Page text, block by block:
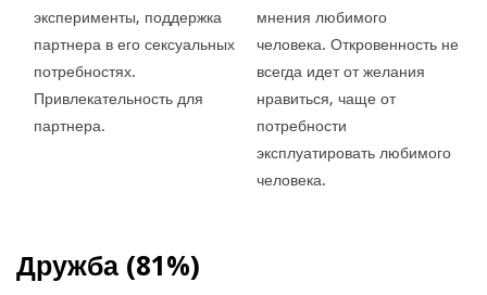
эксперименты, поддержка
партнера в его сексуальных
потребностях.
Привлекательность для
партнера.
мнения любимого
человека. Откровенность не
всегда идет от желания
нравиться, чаще от
потребности
эксплуатировать любимого
человека.
Дружба (81%)